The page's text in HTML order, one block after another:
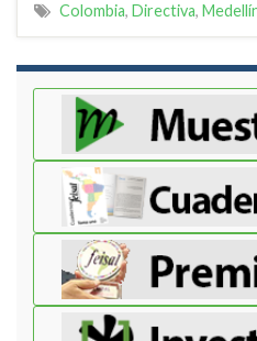
Colombia, Directiva,